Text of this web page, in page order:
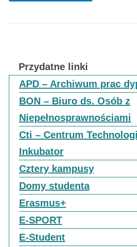
Przydatne linki
APD – Archiwum prac
BON – Biuro ds. Osób z
Niepełnosprawnościami
Cti – Centrum
Inkubator
Cztery kampusy
Domy studenta
Erasmus+
E-SPORT
E-Student